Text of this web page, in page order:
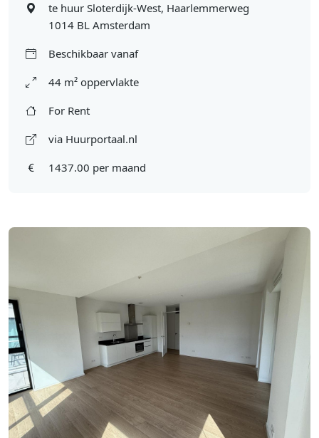
te huur Sloterdijk-West, Haarlemmerweg
1014 BL Amsterdam
Beschikbaar vanaf
44 m² oppervlakte
For Rent
via Huurportaal.nl
1437.00 per maand